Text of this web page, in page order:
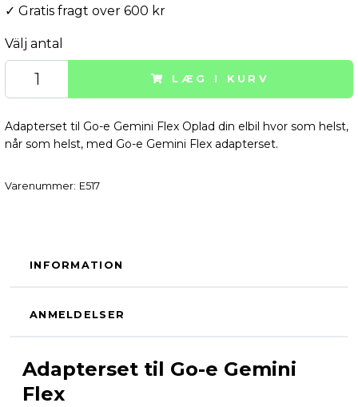
✓ Gratis fragt over 600 kr
Välj antal
LÆG I KURV
Adapterset til Go-e Gemini Flex Oplad din elbil hvor som helst,
når som helst, med Go-e Gemini Flex adapterset.
Varenummer: E517
INFORMATION
ANMELDELSER
Adapterset til Go-e Gemini
Flex